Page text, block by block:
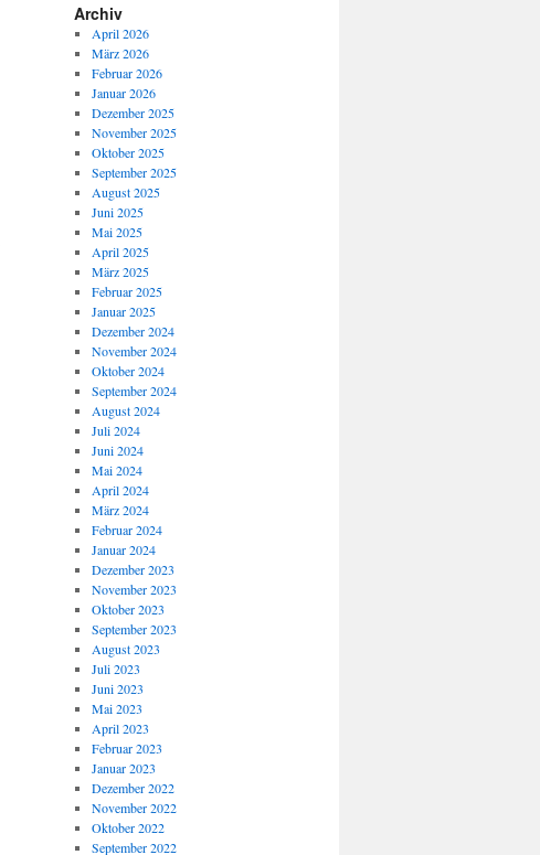
Archiv
April 2026
März 2026
Februar 2026
Januar 2026
Dezember 2025
November 2025
Oktober 2025
September 2025
August 2025
Juni 2025
Mai 2025
April 2025
März 2025
Februar 2025
Januar 2025
Dezember 2024
November 2024
Oktober 2024
September 2024
August 2024
Juli 2024
Juni 2024
Mai 2024
April 2024
März 2024
Februar 2024
Januar 2024
Dezember 2023
November 2023
Oktober 2023
September 2023
August 2023
Juli 2023
Juni 2023
Mai 2023
April 2023
Februar 2023
Januar 2023
Dezember 2022
November 2022
Oktober 2022
September 2022